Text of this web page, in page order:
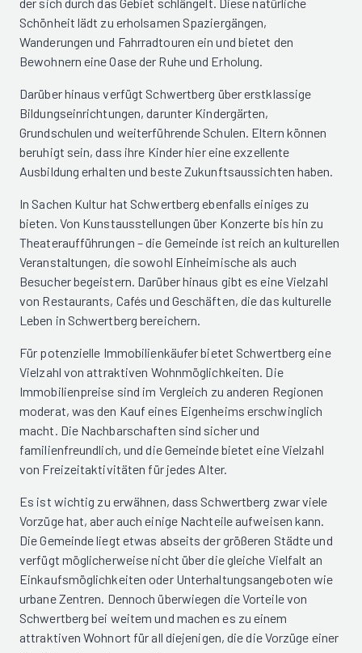
Schönheit lädt zu erholsamen Spaziergängen,
Wanderungen und Fahrradtouren ein und bietet den
Bewohnern eine Oase der Ruhe und Erholung.
Darüber hinaus verfügt Schwertberg über erstklassige
Bildungseinrichtungen, darunter Kindergärten,
Grundschulen und weiterführende Schulen. Eltern können
beruhigt sein, dass ihre Kinder hier eine exzellente
Ausbildung erhalten und beste Zukunftsaussichten haben.
In Sachen Kultur hat Schwertberg ebenfalls einiges zu
bieten. Von Kunstausstellungen über Konzerte bis hin zu
Theateraufführungen – die Gemeinde ist reich an kulturellen
Veranstaltungen, die sowohl Einheimische als auch
Besucher begeistern. Darüber hinaus gibt es eine Vielzahl
von Restaurants, Cafés und Geschäften, die das kulturelle
Leben in Schwertberg bereichern.
Für potenzielle Immobilienkäufer bietet Schwertberg eine
Vielzahl von attraktiven Wohnmöglichkeiten. Die
Immobilienpreise sind im Vergleich zu anderen Regionen
moderat, was den Kauf eines Eigenheims erschwinglich
macht. Die Nachbarschaften sind sicher und
familienfreundlich, und die Gemeinde bietet eine Vielzahl
von Freizeitaktivitäten für jedes Alter.
Es ist wichtig zu erwähnen, dass Schwertberg zwar viele
Vorzüge hat, aber auch einige Nachteile aufweisen kann.
Die Gemeinde liegt etwas abseits der größeren Städte und
verfügt möglicherweise nicht über die gleiche Vielfalt an
Einkaufsmöglichkeiten oder Unterhaltungsangeboten wie
urbane Zentren. Dennoch überwiegen die Vorteile von
Schwertberg bei weitem und machen es zu einem
attraktiven Wohnort für all diejenigen, die die Vorzüge einer